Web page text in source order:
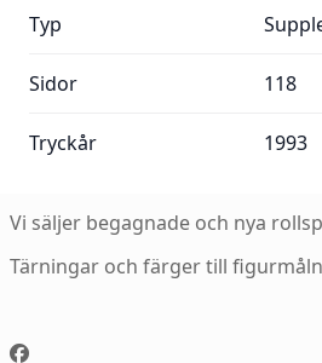
Typ
Sidor 118
Tryckår 1993
Vi säljer begagnade och nya
Tärningar och färger till